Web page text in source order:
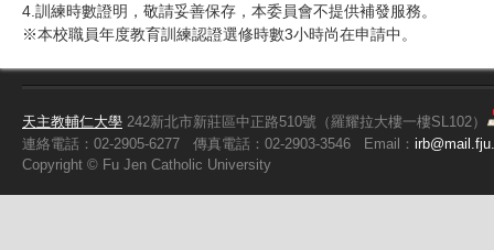
4.訓練時數證明，敬請妥善保存，本委員會不提供補發服務。
※本校職員年度教育訓練認證選修時數3小時尚在申請中。
天主教輔仁大學 242新北市新莊區中正路510號（羅耀拉大樓一樓SL102）
連絡電話：02-2905-6277
傳真電話：02-2903-3546 Email：
Copyright © Fu Jen Catholic University